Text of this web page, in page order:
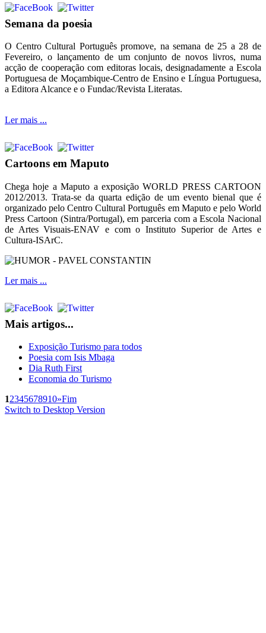
Semana da poesia
O Centro Cultural Português promove, na semana de 25 a 28 de
Fevereiro, o lançamento de um conjunto de novos livros, numa
acção de cooperação com editoras locais, designadamente a Escola
Portuguesa de Moçambique-Centro de Ensino e Língua Portuguesa,
a Editora Alcance e o Fundac/Revista Literatas.
Ler mais ...
Cartoons em Maputo
Chega hoje a Maputo a exposição WORLD PRESS CARTOON
2012/2013. Trata-se da quarta edição de um evento bienal que é
organizado pelo Centro Cultural Português em Maputo e pelo World
Press Cartoon (Sintra/Portugal), em parceria com a Escola Nacional
de Artes Visuais-ENAV e com o Instituto Superior de Artes e
Cultura-ISArC.
Ler mais ...
Mais artigos...
Exposição Turismo para todos
Poesia com Isis Mbaga
Dia Ruth First
Economia do Turismo
12345678910»Fim
Switch to Desktop Version